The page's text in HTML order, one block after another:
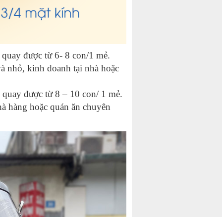
được từ 6- 8 con/1 mẻ.
nhỏ, kinh doanh tại nhà hoặc
được từ 8 – 10 con/ 1 mẻ.
hàng hoặc quán ăn chuyên